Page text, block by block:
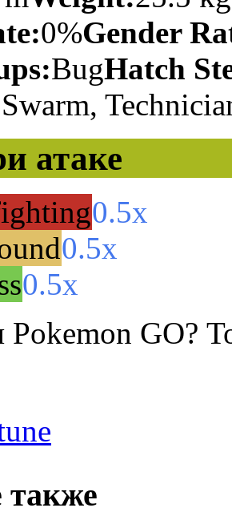
0%Gender
BugHatch
Swarm,
атаке
0.5x
0.5x
0.5x
Pokemon GO?
также